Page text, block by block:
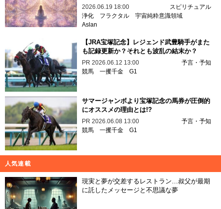
2026.06.19 18:00
スピリチュアル
浄化
フラクタル 宇宙純粋意識領域
Aslan
【JRA宝塚記念】レジェンド武豊騎手がまた
も記録更新か？それとも波乱の結末か？
PR 2026.06.12 13:00
予言・予知
競馬 一攫千金 G1
サマージャンボより宝塚記念の馬券が圧倒的
にオススメの理由とは!?
PR 2026.06.08 13:00
予言・予知
競馬 一攫千金 G1
人気連載
現実と夢が交差するレストラン…叔父が最期
に託したメッセージと不思議な夢